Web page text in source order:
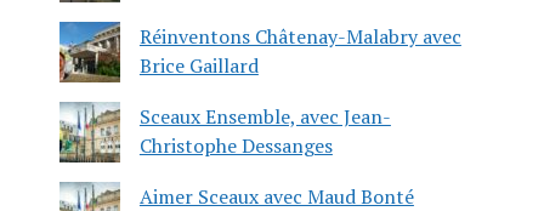
Réinventons Châtenay-Malabry avec
Brice Gaillard
Sceaux Ensemble, avec Jean-
Christophe Dessanges
Aimer Sceaux avec Maud Bonté